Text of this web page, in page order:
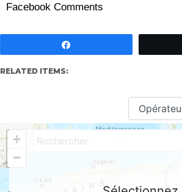
Facebook Comments
RELATED ITEMS: